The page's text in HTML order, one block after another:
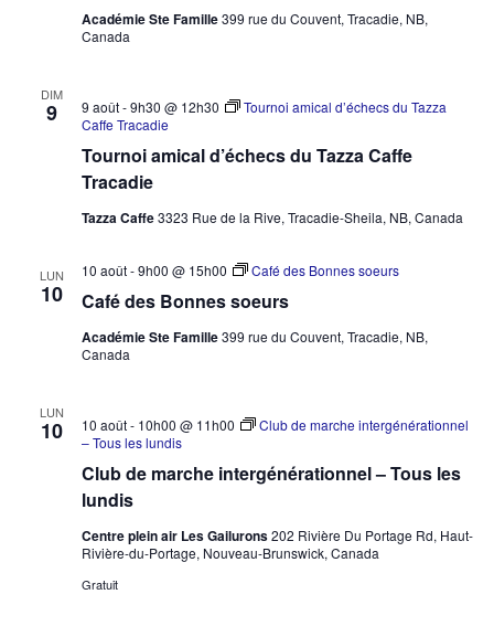
Académie Ste Famille399 rue du Couvent, Tracadie, NB,
Canada
DIM
9
Tournoi amical d’échecs du Tazza Caffe
Tracadie
9 août - 9h30 @ 12h30
Tournoi amical d’échecs du Tazza
Caffe Tracadie
Tazza Caffe3323 Rue de la Rive, Tracadie-Sheila, NB, Canada
LUN
10 Café des Bonnes soeurs
10 août - 9h00 @ 15h00 Café des Bonnes soeurs
Académie Ste Famille399 rue du Couvent, Tracadie, NB,
Canada
LUN
10
Club de marche intergénérationnel – Tous les
lundis
10 août - 10h00 @ 11h00
Club de marche intergénérationnel
– Tous les lundis
Centre plein air Les Gailurons202 Rivière Du Portage Rd, Haut-
Rivière-du-Portage, Nouveau-Brunswick, Canada
Gratuit